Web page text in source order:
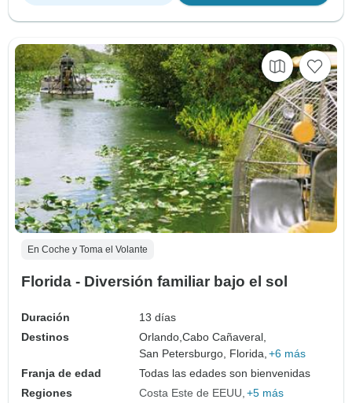
En Coche y Toma el Volante
Florida - Diversión familiar bajo el sol
Duración
13 días
Destinos
Orlando,Cabo Cañaveral,
San Petersburgo, Florida, +6 más
Franja de edad
Todas las edades son bienvenidas
Regiones
Costa Este de EEUU +5 más